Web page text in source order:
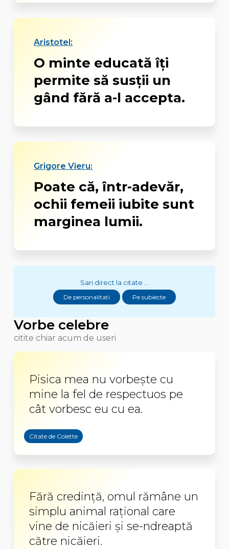
Aristotel:
O minte educată îți
permite să susții un
gând fără a-l accepta.
Grigore Vieru:
Poate că, într-adevăr,
ochii femeii iubite sunt
marginea lumii.
Sari direct la citate ...
De personalitati Pe subiecte
Vorbe celebre
citite chiar acum de useri
Pisica mea nu vorbește cu
mine la fel de respectuos pe
cât vorbesc eu cu ea.
Citate de Colette
Fără credință, omul rămâne un
simplu animal rațional care
vine de nicăieri și se-ndreaptă
către nicăieri.